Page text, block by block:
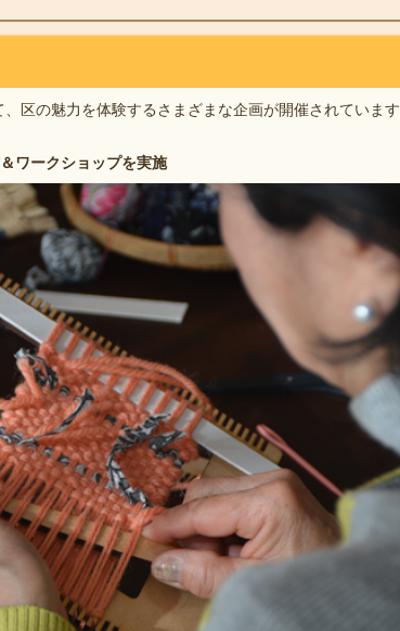
、区の魅力を体験するさまざまな企画が開催されています
ワークショップを実施